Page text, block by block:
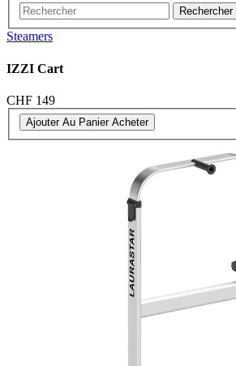
Rechercher
Steamers
IZZI Cart
CHF 149
Ajouter Au Panier Acheter